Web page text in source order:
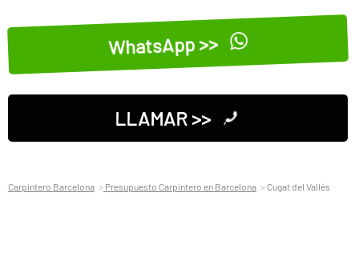
WhatsApp >>
LLAMAR >>
Carpintero Barcelona Presupuesto Carpintero en Barcelona Cugat del Vallès